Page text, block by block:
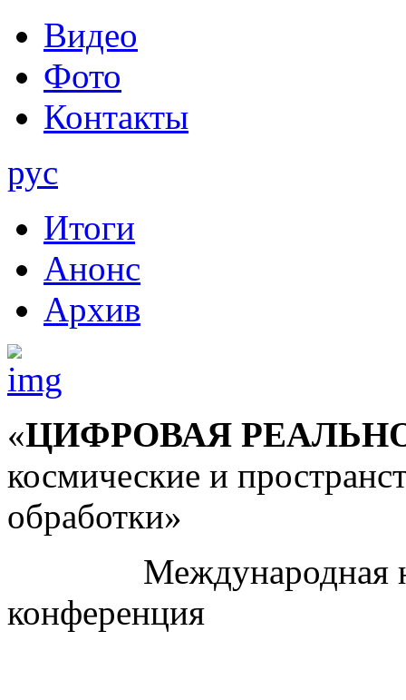
Видео
Фото
Контакты
рус
Итоги
Анонс
Архив
«ЦИФРОВАЯ
космические и
обработки»
Международная
конференция